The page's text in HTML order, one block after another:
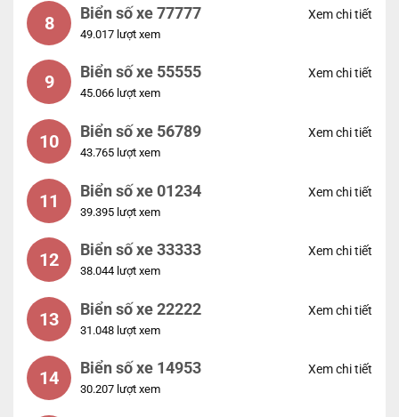
8 Biển số xe 77777
49.017 lượt xem
Xem chi tiết
9 Biển số xe 55555
45.066 lượt xem
Xem chi tiết
10 Biển số xe 56789
43.765 lượt xem
Xem chi tiết
11 Biển số xe 01234
39.395 lượt xem
Xem chi tiết
12 Biển số xe 33333
38.044 lượt xem
Xem chi tiết
13 Biển số xe 22222
31.048 lượt xem
Xem chi tiết
14 Biển số xe 14953
30.207 lượt xem
Xem chi tiết